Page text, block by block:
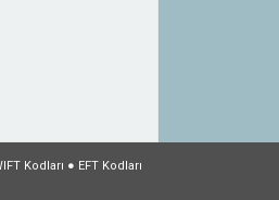
Kodları ● EFT Kodları